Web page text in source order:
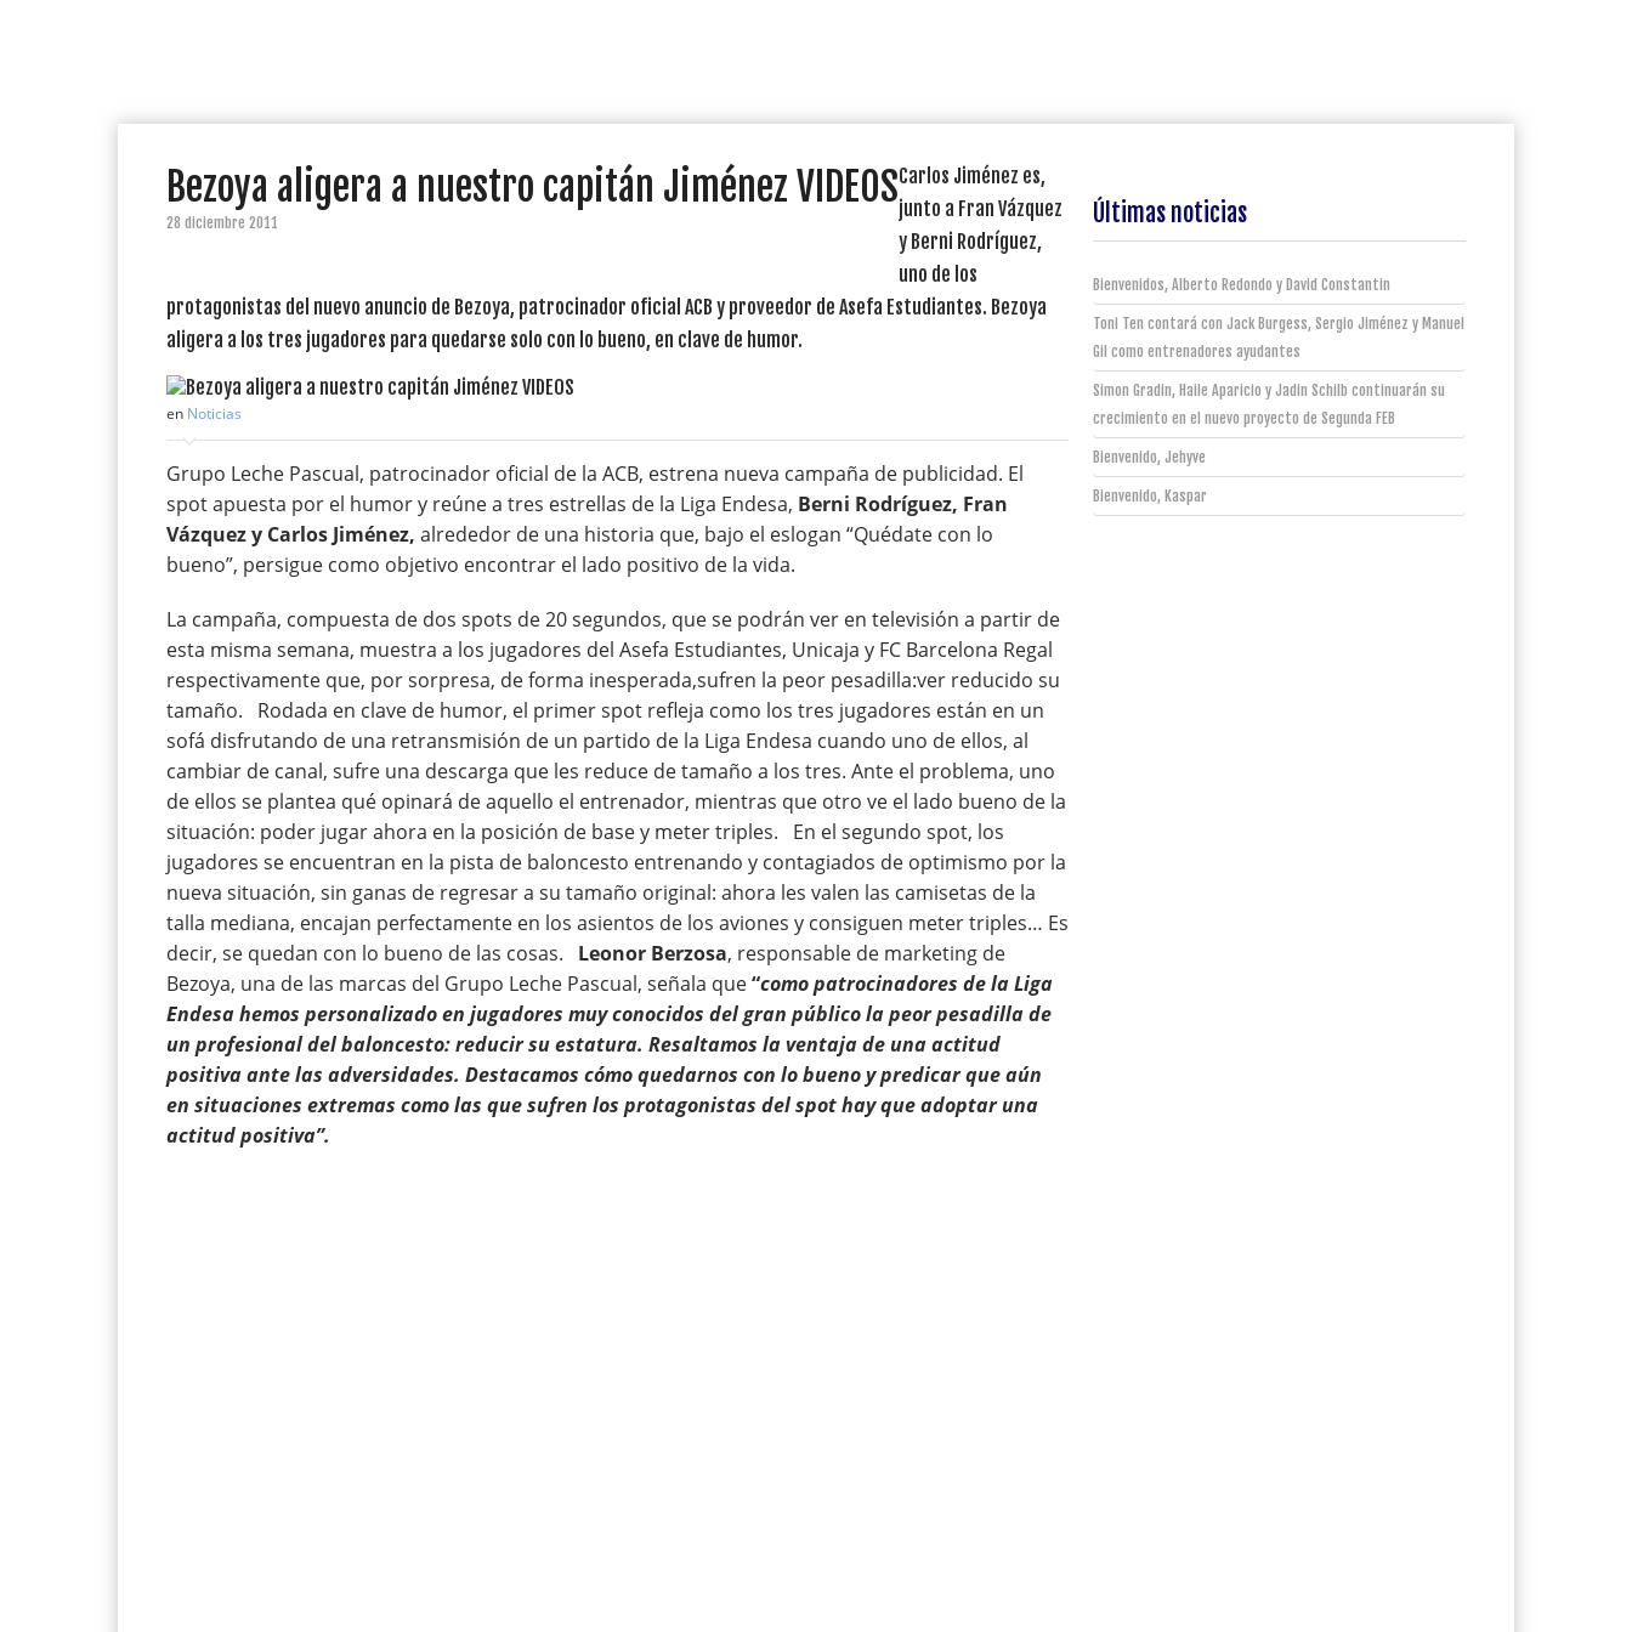
Bezoya aligera a nuestro capitán Jiménez VIDEOS
28 diciembre 2011
Carlos Jiménez es,
junto a Fran Vázquez
y Berni Rodríguez,
uno de los
protagonistas del nuevo anuncio de Bezoya, patrocinador oficial ACB y proveedor de Asefa Estudiantes. Bezoya
aligera a los tres jugadores para quedarse solo con lo bueno, en clave de humor.
en Noticias
Grupo Leche Pascual, patrocinador oficial de la ACB, estrena nueva campaña de publicidad. El
spot apuesta por el humor y reúne a tres estrellas de la Liga Endesa, Berni Rodríguez, Fran
Vázquez y Carlos Jiménez, alrededor de una historia que, bajo el eslogan “Quédate con lo
bueno”, persigue como objetivo encontrar el lado positivo de la vida.
La campaña, compuesta de dos spots de 20 segundos, que se podrán ver en televisión a partir de
esta misma semana, muestra a los jugadores del Asefa Estudiantes, Unicaja y FC Barcelona Regal
respectivamente que, por sorpresa, de forma inesperada,sufren la peor pesadilla:ver reducido su
tamaño. Rodada en clave de humor, el primer spot refleja como los tres jugadores están en un
sofá disfrutando de una retransmisión de un partido de la Liga Endesa cuando uno de ellos, al
cambiar de canal, sufre una descarga que les reduce de tamaño a los tres. Ante el problema, uno
de ellos se plantea qué opinará de aquello el entrenador, mientras que otro ve el lado bueno de la
situación: poder jugar ahora en la posición de base y meter triples. En el segundo spot, los
jugadores se encuentran en la pista de baloncesto entrenando y contagiados de optimismo por la
nueva situación, sin ganas de regresar a su tamaño original: ahora les valen las camisetas de la
talla mediana, encajan perfectamente en los asientos de los aviones y consiguen meter triples… Es
decir, se quedan con lo bueno de las cosas. Leonor Berzosa, responsable de marketing de
Bezoya, una de las marcas del Grupo Leche Pascual, señala que“como patrocinadores de la Liga
Endesa hemos personalizado en jugadores muy conocidos del gran público la peor pesadilla de
un profesional del baloncesto: reducir su estatura. Resaltamos la ventaja de una actitud
positiva ante las adversidades. Destacamos cómo quedarnos con lo bueno y predicar que aún
en situaciones extremas como las que sufren los protagonistas del spot hay que adoptar una
actitud positiva”.
Últimas noticias
Bienvenidos, Alberto Redondo y David Constantin
Toni Ten contará con Jack Burgess, Sergio Jiménez y Manuel
Gil como entrenadores ayudantes
Simon Gradin, Haile Aparicio y Jadin Schilb continuarán su
crecimiento en el nuevo proyecto de Segunda FEB
Bienvenido, Jehyve
Bienvenido, Kaspar